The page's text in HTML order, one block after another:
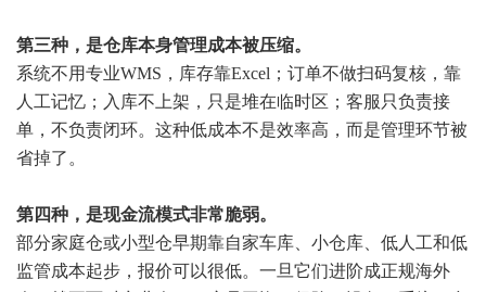
第三种，是仓库本身管理成本被压缩。
系统不用专业WMS，库存靠Excel；订单不做扫码复核，靠
人工记忆；入库不上架，只是堆在临时区；客服只负责接
单，不负责闭环。这种低成本不是效率高，而是管理环节被
省掉了。
第四种，是现金流模式非常脆弱。
部分家庭仓或小型仓早期靠自家车库、小仓库、低人工和低
监管成本起步，报价可以很低。一旦它们进阶成正规海外